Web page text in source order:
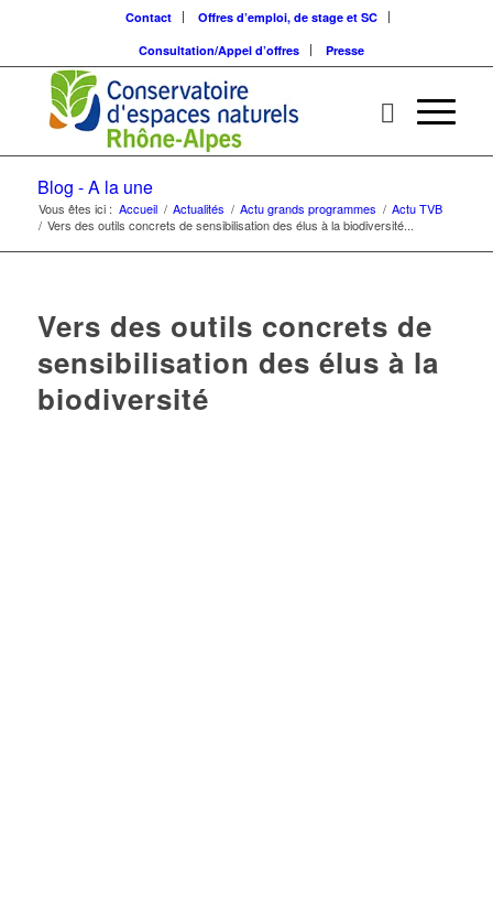
Contact
Offres d’emploi, de stage et SC
Consultation/Appel d’offres
Presse
Blog - A la une
Vous êtes ici : Accueil / Actualités / Actu grands programmes / Actu TVB
/ Vers des outils concrets de sensibilisation des élus à la biodiversité...
Vers des outils concrets de
sensibilisation des élus à la
biodiversité